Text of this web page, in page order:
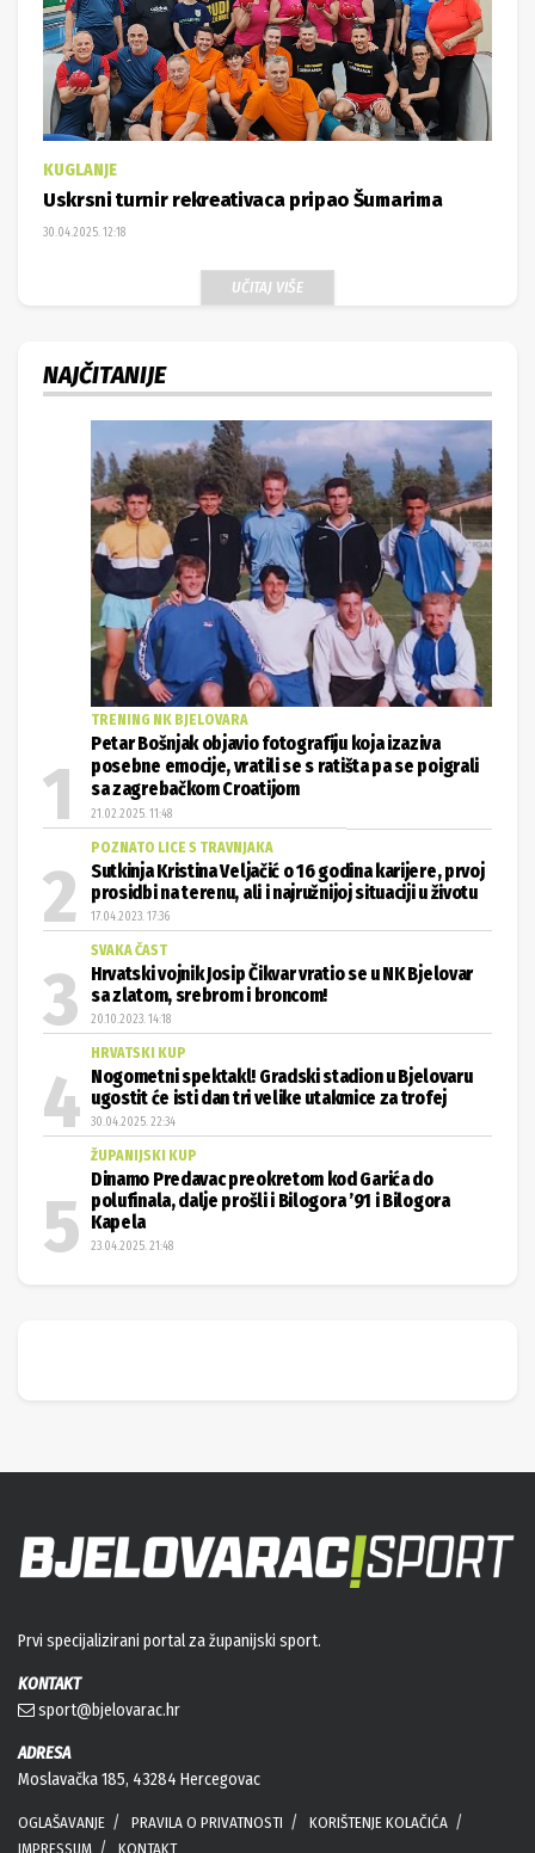
KUGLANJE
Uskrsni turnir rekreativaca pripao Šumarima
30.04.2025. 12:18
UČITAJ VIŠE
NAJČITANIJE
TRENING NK BJELOVARA
Petar Bošnjak objavio fotografiju koja izaziva
posebne emocije, vratili se s ratišta pa se poigrali
sa zagrebačkom Croatijom
21.02.2025. 11:48
POZNATO LICE S TRAVNJAKA
Sutkinja Kristina Veljačić o 16 godina karijere, prvoj
prosidbi na terenu, ali i najružnijoj situaciji u životu
17.04.2023. 17:36
SVAKA ČAST
Hrvatski vojnik Josip Čikvar vratio se u NK Bjelovar
sa zlatom, srebrom i broncom!
20.10.2023. 14:18
HRVATSKI KUP
Nogometni spektakl! Gradski stadion u Bjelovaru
ugostit će isti dan tri velike utakmice za trofej
30.04.2025. 22:34
ŽUPANIJSKI KUP
Dinamo Predavac preokretom kod Garića do
polufinala, dalje prošli i Bilogora ’91 i Bilogora
Kapela
23.04.2025. 21:48
Prvi specijalizirani portal za županijski sport.
KONTAKT
sport@bjelovarac.hr
ADRESA
Moslavačka 185, 43284 Hercegovac
OGLAŠAVANJE PRAVILA O PRIVATNOSTI
KORIŠTENJE KOLAČIĆA
IMPRESSUM
KONTAKT